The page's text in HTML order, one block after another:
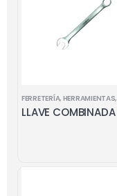
FERRETERÍA, HERRAMIENTAS,